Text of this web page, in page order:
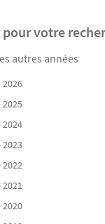
votre
autres années